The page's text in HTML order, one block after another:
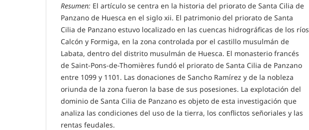
Resumen: El artículo se centra en la historia del priorato de Santa Cilia de
Panzano de Huesca en el siglo xii. El patrimonio del priorato de Santa
Cilia de Panzano estuvo localizado en las cuencas hidrográficas de los ríos
Calcón y Formiga, en la zona controlada por el castillo musulmán de
Labata, dentro del distrito musulmán de Huesca. El monasterio francés
de Saint-Pons-de-Thomières fundó el priorato de Santa Cilia de Panzano
entre 1099 y 1101. Las donaciones de Sancho Ramírez y de la nobleza
oriunda de la zona fueron la base de sus posesiones. La explotación del
dominio de Santa Cilia de Panzano es objeto de esta investigación que
analiza las condiciones del uso de la tierra, los conflictos señoriales y las
rentas feudales.